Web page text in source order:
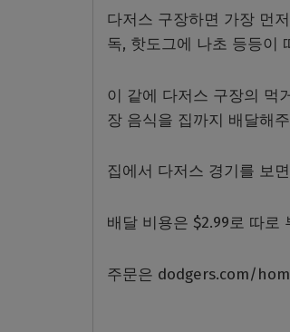
다저스 구장하면 가장 먼
독, 핫도그에 나초 등등이
이 같에 다저스 구장의 먹
장 음식을 집까지 배달해
집에서 다저스 경기를 보
배달 비용은 $2.99로 따로
주문은 dodgers.com/